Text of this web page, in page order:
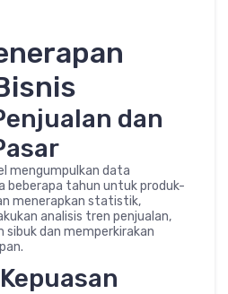
dan
mengumpulkan data
beberapa tahun untuk produk-
menerapkan statistik,
analisis tren penjualan,
dan memperkirakan